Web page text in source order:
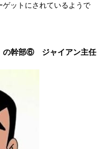
ットにされているようで
の幹部⑥ ジャイアン主任